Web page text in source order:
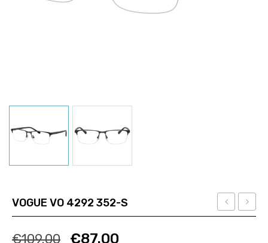
EXCHANGE
VO
VOGUE VO 4292 352-S
€109.00 Ποσότητα
€87.00